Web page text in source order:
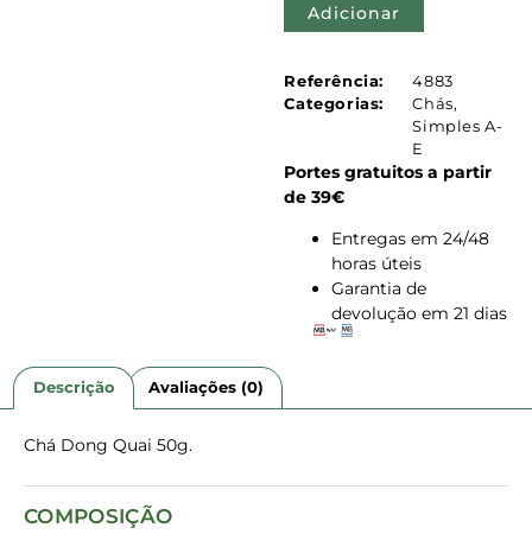
Adicionar
Referência:
4883
Categorias:
Chás,
Simples A-
E
Portes gratuitos a partir
de 39€
Entregas em 24/48
horas úteis
Garantia de
devolução em 21 dias
Descrição Avaliações (0)
Chá Dong Quai 50g.
COMPOSIÇÃO